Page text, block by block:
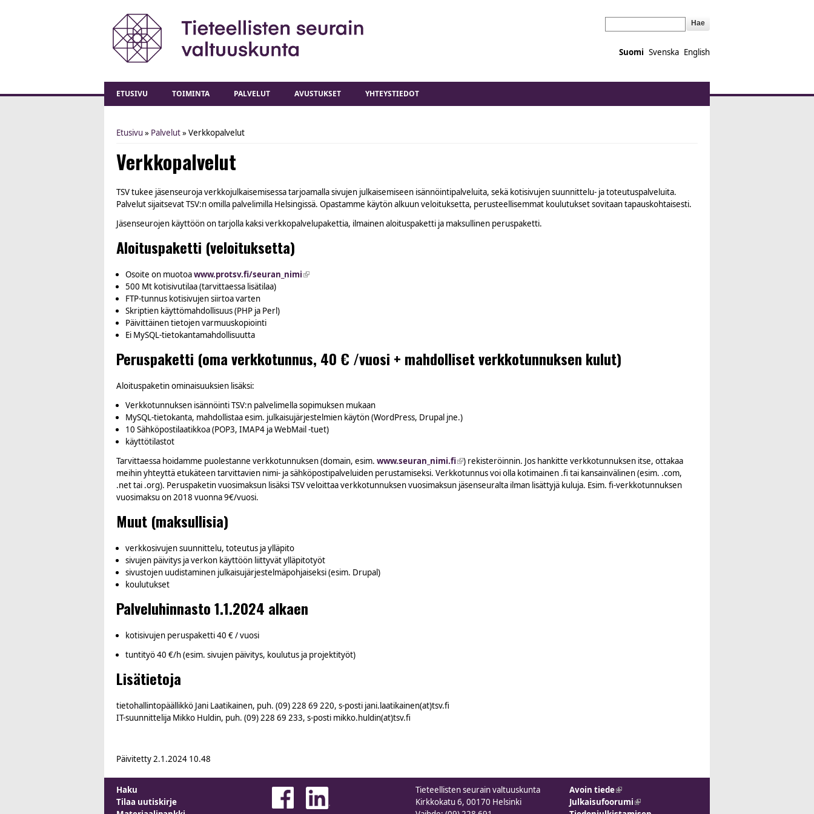
Suomi Svenska English
ETUSIVU TOIMINTA PALVELUT AVUSTUKSET YHTEYSTIEDOT
Etusivu» Palvelut» Verkkopalvelut
Verkkopalvelut
TSV tukee jäsenseuroja verkkojulkaisemisessa tarjoamalla sivujen julkaisemiseen isännöintipalveluita, sekä kotisivujen suunnittelu- ja toteutuspalveluita.
Palvelut sijaitsevat TSV:n omilla palvelimilla Helsingissä. Opastamme käytön alkuun veloituksetta, perusteellisemmat koulutukset sovitaan tapauskohtaisesti.
Jäsenseurojen käyttöön on tarjolla kaksi verkkopalvelupakettia, ilmainen aloituspaketti ja maksullinen peruspaketti.
Aloituspaketti (veloituksetta)
Osoite on muotoawww.protsv.fi/seuran_nimi(link is external)
500 Mt kotisivutilaa (tarvittaessa lisätilaa)
FTP-tunnus kotisivujen siirtoa varten
Skriptien käyttömahdollisuus (PHP ja Perl)
Päivittäinen tietojen varmuuskopiointi
Ei MySQL-tietokantamahdollisuutta
Peruspaketti (oma verkkotunnus, 40 € /vuosi + mahdolliset verkkotunnuksen kulut)
Aloituspaketin ominaisuuksien lisäksi:
Verkkotunnuksen isännöinti TSV:n palvelimella sopimuksen mukaan
MySQL-tietokanta, mahdollistaa esim. julkaisujärjestelmien käytön (WordPress, Drupal jne.)
10 Sähköpostilaatikkoa (POP3, IMAP4 ja WebMail -tuet)
käyttötilastot
Tarvittaessa hoidamme puolestanne verkkotunnuksen (domain, esim. www.seuran_nimi.fi(link is external)
) rekisteröinnin. Jos hankitte verkkotunnuksen itse, ottakaa
meihin yhteyttä etukäteen tarvittavien nimi- ja sähköpostipalveluiden perustamiseksi. Verkkotunnus voi olla kotimainen .fi tai kansainvälinen (esim. .com,
.net tai .org). Peruspaketin vuosimaksun lisäksi TSV veloittaa verkkotunnuksen vuosimaksun jäsenseuralta ilman lisättyjä kuluja. Esim. fi-verkkotunnuksen
vuosimaksu on 2018 vuonna 9€/vuosi.
Muut (maksullisia)
verkkosivujen suunnittelu, toteutus ja ylläpito
sivujen päivitys ja verkon käyttöön liittyvät ylläpitotyöt
sivustojen uudistaminen julkaisujärjestelmäpohjaiseksi (esim. Drupal)
koulutukset
Palveluhinnasto 1.1.2024 alkaen
kotisivujen peruspaketti 40 € / vuosi
tuntityö 40 €/h (esim. sivujen päivitys, koulutus ja projektityöt)
Lisätietoja
tietohallintopäällikkö Jani Laatikainen, puh. (09) 228 69 220, s-posti jani.laatikainen(at)tsv.fi
IT-suunnittelija Mikko Huldin, puh. (09) 228 69 233, s-posti mikko.huldin(at)tsv.fi
Päivitetty 2.1.2024 10.48
Haku
Tilaa uutiskirje
Tieteellisten seurain valtuuskunta
Kirkkokatu 6, 00170 Helsinki
Avoin tiede(link is external)
Julkaisufoorumi(link is external)